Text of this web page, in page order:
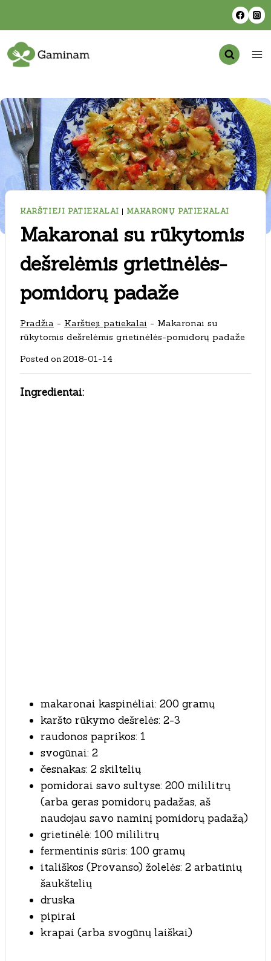
content
KARŠTIEJI PATIEKALAI | MAKARONŲ PATIEKALAI
Makaronai su rūkytomis
dešrelėmis grietinėlės-
pomidorų padaže
Pradžia - Karštieji patiekalai - Makaronai su
rūkytomis dešrelėmis grietinėlės-pomidorų padaže
Posted on2018-01-14
Ingredientai:
makaronai kaspinėliai: 200 gramų
karšto rūkymo dešrelės: 2-3
raudonos paprikos: 1
svogūnai: 2
česnakas: 2 skiltelių
pomidorai savo sultyse: 200 mililitrų
(arba geras pomidorų padažas, aš
naudojau savo naminį pomidorų padažą)
grietinėlė: 100 mililitrų
fermentinis sūris: 100 gramų
itališkos (Provanso) žolelės: 2 arbatinių
šaukštelių
druska
pipirai
krapai (arba svogūnų laiškai)